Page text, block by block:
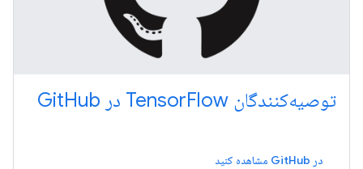
توصیه‌کنندگان TensorFlow در GitHub
در GitHub مشاهده کنید